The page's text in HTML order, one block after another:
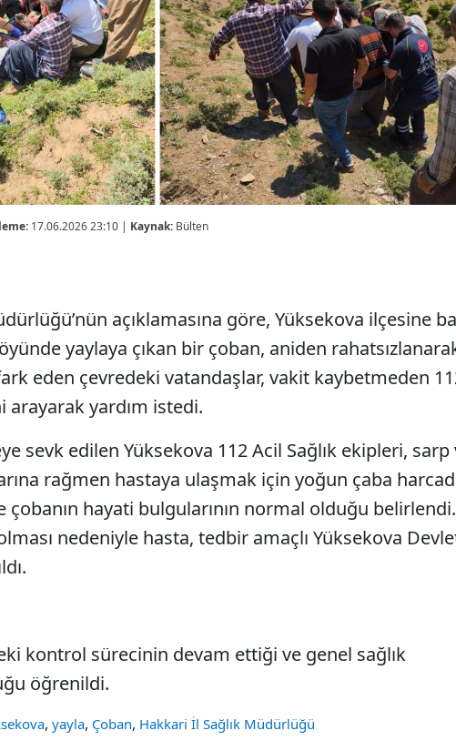
17.06.2026 23:10 | Kaynak: Bülten
açıklamasına göre, Yüksekova ilçesine
yaylaya çıkan bir çoban, aniden
eden çevredeki vatandaşlar, vakit kaybetmeden
arayarak yardım istedi.
sevk edilen Yüksekova 112 Acil Sağlık ekipleri, sarp
rağmen hastaya ulaşmak için yoğun çaba
çobanın hayati bulgularının normal olduğu belirlendi.
nedeniyle hasta, tedbir amaçlı Yüksekova
kontrol sürecinin devam ettiği ve genel sağlık
öğrenildi.
, yayla, Çoban, Hakkari İl Sağlık Müdürlüğü